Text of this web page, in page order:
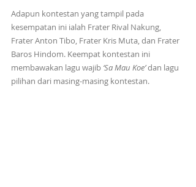
Adapun kontestan yang tampil pada
kesempatan ini ialah Frater Rival Nakung,
Frater Anton Tibo, Frater Kris Muta, dan Frater
Baros Hindom. Keempat kontestan ini
membawakan lagu wajib ‘Sa Mau Koe’ dan lagu
pilihan dari masing-masing kontestan.